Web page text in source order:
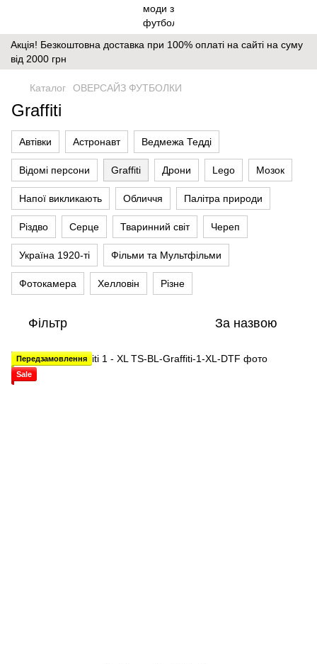
Акція! Безкоштовна доставка при 100% оплаті на сайті на суму
від 2000 грн
Каталог ОВЕРСАЙЗ ФУТБОЛКИ
Graffiti
Автівки Астронавт Ведмежа Тедді
Відомі персони Graffiti Дрони Lego Мозок
Напої викликають Обличчя Палітра природи
Різдво Серце Тваринний світ Череп
Україна 1920-ті Фільми та Мультфільми
Фотокамера Хелловін Різне
Фільтр За назвою
Передзамовлення
Sale